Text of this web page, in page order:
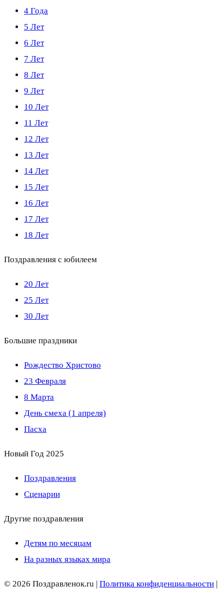
4 Года
5 Лет
6 Лет
7 Лет
8 Лет
9 Лет
10 Лет
11 Лет
12 Лет
13 Лет
14 Лет
15 Лет
16 Лет
17 Лет
18 Лет
Поздравления с юбилеем
20 Лет
25 Лет
30 Лет
Большие праздники
Рождество Христово
23 Февраля
8 Марта
День смеха (1 апреля)
Пасха
Новый Год 2025
Поздравления
Сценарии
Другие поздравления
Детям по месяцам
На разных языках мира
© 2026 Поздравленок.ru | Политика конфиденциальности |